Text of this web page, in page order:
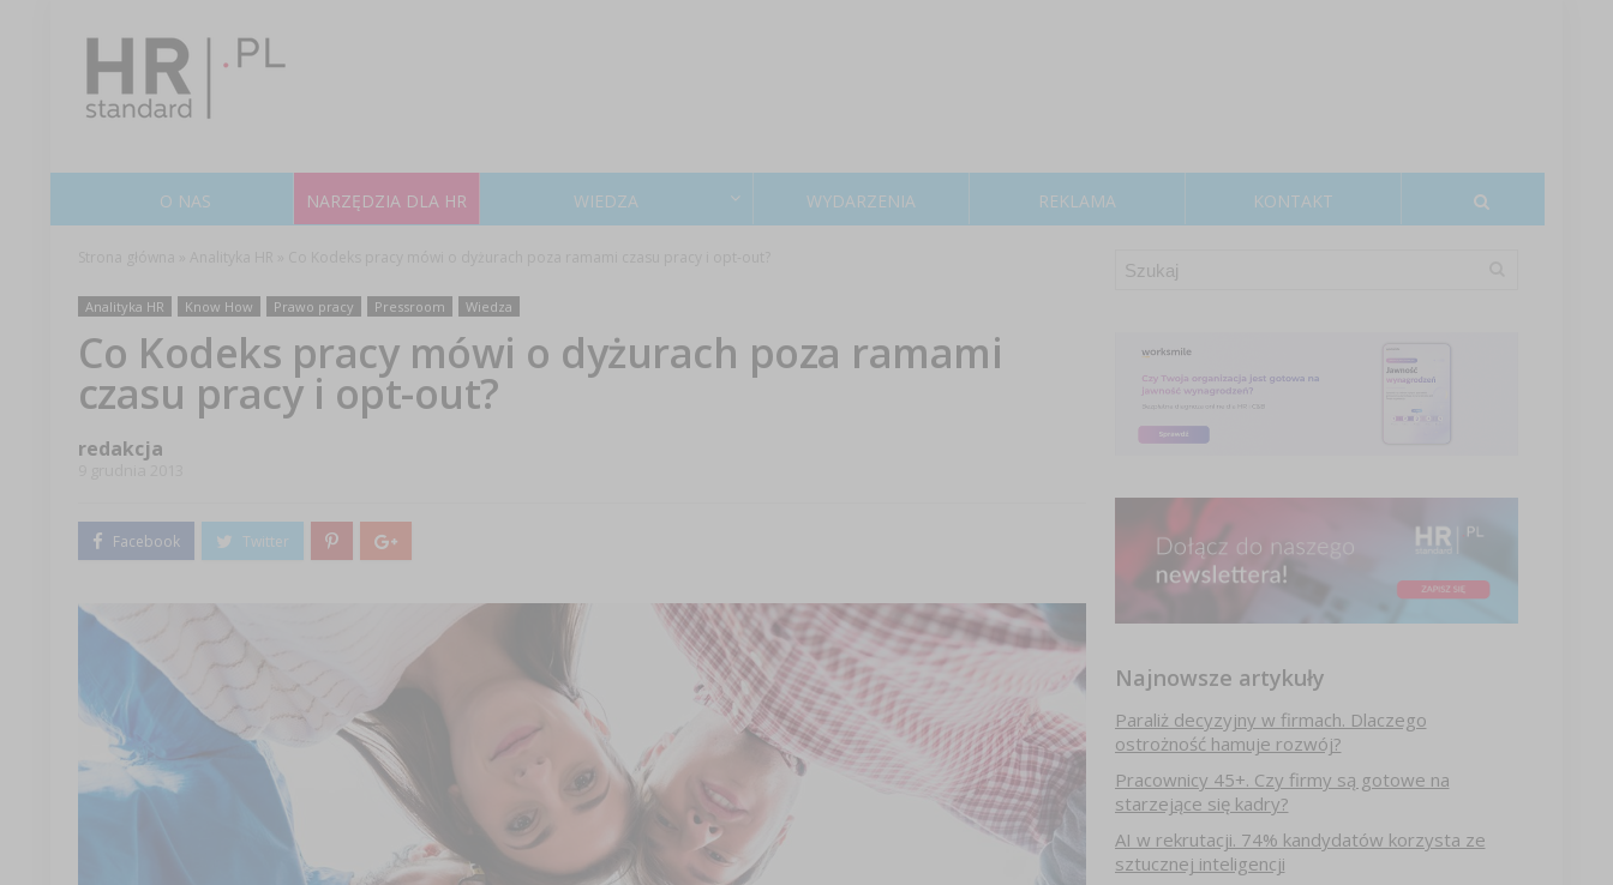
O NAS NARZĘDZIA DLA HR WIEDZA WYDARZENIA REKLAMA KONTAKT
Analityka HR Know How Prawo pracy Pressroom Wiedza
Co Kodeks pracy mówi o dyżurach poza ramami
czasu pracy i opt-out?
redakcja
Najnowsze artykuły
Paraliż decyzyjny w firmach. Dlaczego
ostrożność hamuje rozwój?
Pracownicy 45+. Czy firmy są gotowe na
starzejące się kadry?
AI w rekrutacji. 74% kandydatów korzysta ze
sztucznej inteligencji